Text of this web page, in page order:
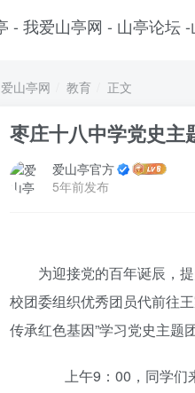
爱山亭网 教育 正文
枣庄十八中学党史
爱山亭官方
5年前发布
为迎接党的百年诞辰，提
校团委组织优秀团员代前往
传承红色基因”学习党史主题
上午9：00，同学们